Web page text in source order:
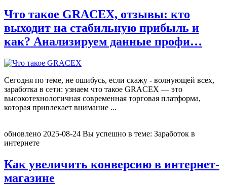
Что такое GRACEX, отзывы: кто
выходит на стабильную прибыль и
как? Анализируем данные профи…
Сегодня по теме, не ошибусь, если скажу - волнующей всех,
заработка в сети: узнаем что такое GRACEX — это
высокотехнологичная современная торговая платформа,
которая привлекает внимание ...
обновлено 2025-08-24 Вы успешно в теме: Заработок в
интернете
Как увеличить конверсию в интернет-
магазине